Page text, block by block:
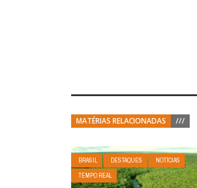
MATÉRIAS RELACIONADAS ///
BRASIL DESTAQUES
NOTÍCIAS
TEMPO REAL